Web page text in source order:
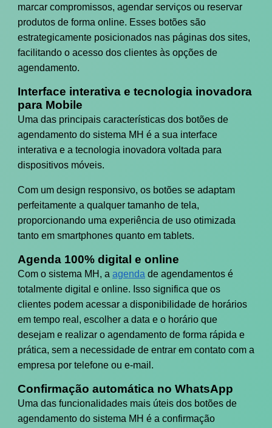
marcar compromissos, agendar serviços ou reservar
produtos de forma online. Esses botões são
estrategicamente posicionados nas páginas dos sites,
facilitando o acesso dos clientes às opções de
agendamento.
Interface interativa e tecnologia inovadora
para Mobile
Uma das principais características dos botões de
agendamento do sistema MH é a sua interface
interativa e a tecnologia inovadora voltada para
dispositivos móveis.
Com um design responsivo, os botões se adaptam
perfeitamente a qualquer tamanho de tela,
proporcionando uma experiência de uso otimizada
tanto em smartphones quanto em tablets.
Agenda 100% digital e online
Com o sistema MH, a agenda de agendamentos é
totalmente digital e online. Isso significa que os
clientes podem acessar a disponibilidade de horários
em tempo real, escolher a data e o horário que
desejam e realizar o agendamento de forma rápida e
prática, sem a necessidade de entrar em contato com a
empresa por telefone ou e-mail.
Confirmação automática no WhatsApp
Uma das funcionalidades mais úteis dos botões de
agendamento do sistema MH é a confirmação